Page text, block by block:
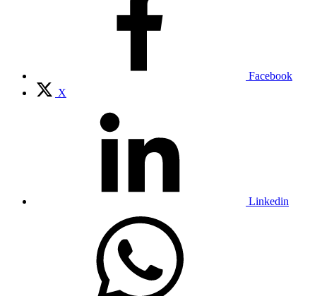
Facebook
X
Linkedin